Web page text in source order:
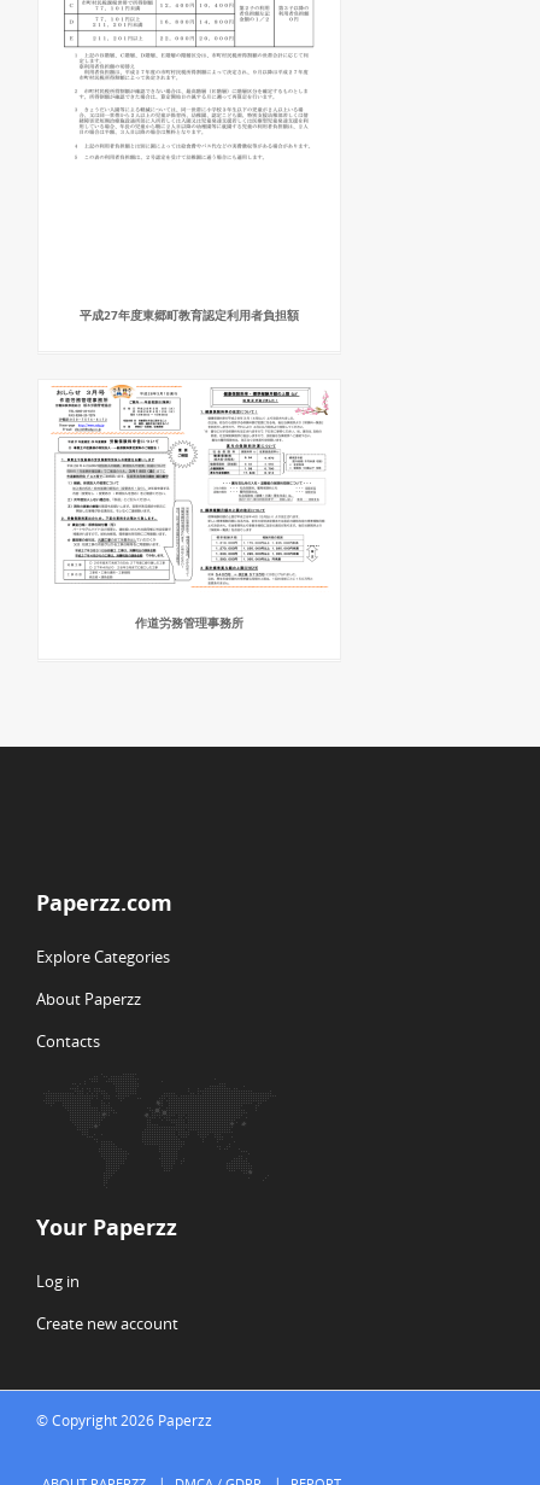
平成27年度東郷町教育認定利用者負担額
作道労務管理事務所
Paperzz.com
Explore Categories
About Paperzz
Contacts
Your Paperzz
Log in
Create new account
© Copyright 2026 Paperzz